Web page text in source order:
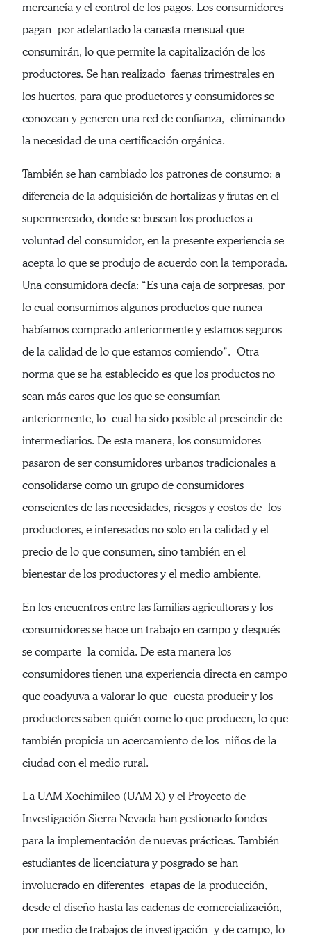
mercancía y el control de los pagos. Los consumidores
pagan por adelantado la canasta mensual que
consumirán, lo que permite la capitalización de los
productores. Se han realizado faenas trimestrales en
los huertos, para que productores y consumidores se
conozcan y generen una red de confianza, eliminando
la necesidad de una certificación orgánica.
También se han cambiado los patrones de consumo: a
diferencia de la adquisición de hortalizas y frutas en el
supermercado, donde se buscan los productos a
voluntad del consumidor, en la presente experiencia se
acepta lo que se produjo de acuerdo con la temporada.
Una consumidora decía: “Es una caja de sorpresas, por
lo cual consumimos algunos productos que nunca
habíamos comprado anteriormente y estamos seguros
de la calidad de lo que estamos comiendo”. Otra
norma que se ha establecido es que los productos no
sean más caros que los que se consumían
anteriormente, lo cual ha sido posible al prescindir de
intermediarios. De esta manera, los consumidores
pasaron de ser consumidores urbanos tradicionales a
consolidarse como un grupo de consumidores
conscientes de las necesidades, riesgos y costos de los
productores, e interesados no solo en la calidad y el
precio de lo que consumen, sino también en el
bienestar de los productores y el medio ambiente.
En los encuentros entre las familias agricultoras y los
consumidores se hace un trabajo en campo y después
se comparte la comida. De esta manera los
consumidores tienen una experiencia directa en campo
que coadyuva a valorar lo que cuesta producir y los
productores saben quién come lo que producen, lo que
también propicia un acercamiento de los niños de la
ciudad con el medio rural.
La UAM-Xochimilco (UAM-X) y el Proyecto de
Investigación Sierra Nevada han gestionado fondos
para la implementación de nuevas prácticas. También
estudiantes de licenciatura y posgrado se han
involucrado en diferentes etapas de la producción,
desde el diseño hasta las cadenas de comercialización,
por medio de trabajos de investigación y de campo, lo